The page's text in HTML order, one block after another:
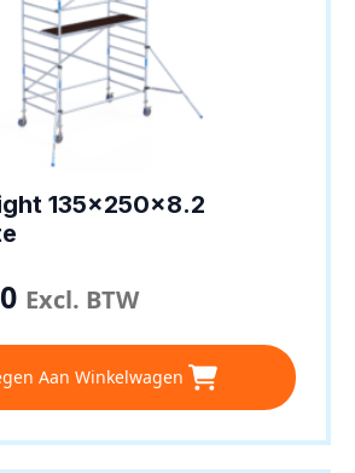
135x250x8.2
Excl. BTW
Aan Winkelwagen